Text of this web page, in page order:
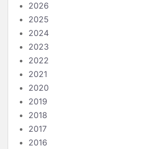
2026
2025
2024
2023
2022
2021
2020
2019
2018
2017
2016